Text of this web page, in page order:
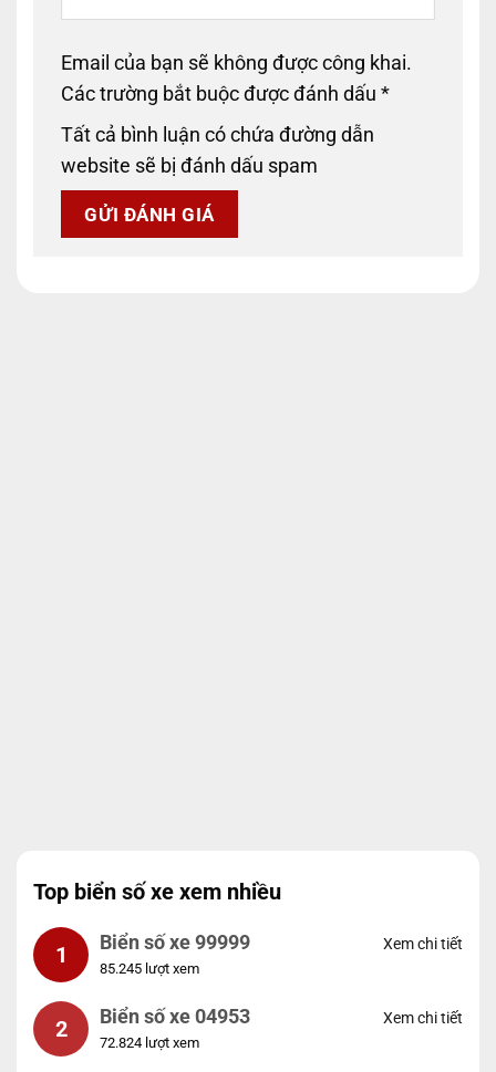
Email của bạn sẽ không được công khai.
Các trường bắt buộc được đánh dấu *
Tất cả bình luận có chứa đường dẫn
website sẽ bị đánh dấu spam
Top biển số xe xem nhiều
1 Biển số xe 99999
85.245 lượt xem
Xem chi tiết
2 Biển số xe 04953
72.824 lượt xem
Xem chi tiết